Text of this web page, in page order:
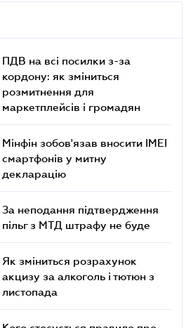
ПДВ на всі посилки з-за
кордону: як зміниться
розмитнення для
маркетплейсів і громадян
Мінфін зобов'язав вносити IMEI
смартфонів у митну
декларацію
За неподання підтвердження
пільг з МТД штрафу не буде
Як зміниться розрахунок
акцизу за алкоголь і тютюн з
листопада